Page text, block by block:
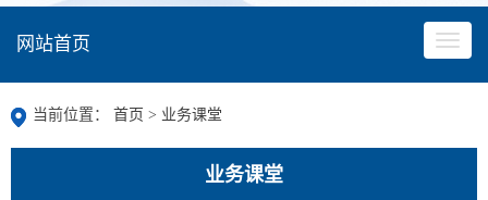
网站首页
当前位置： 首页 > 业务课堂
业务课堂